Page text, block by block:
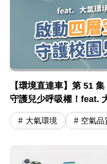
【環境直達車】第 51
守護兒少呼吸權！feat.
大氣環境 空氣品